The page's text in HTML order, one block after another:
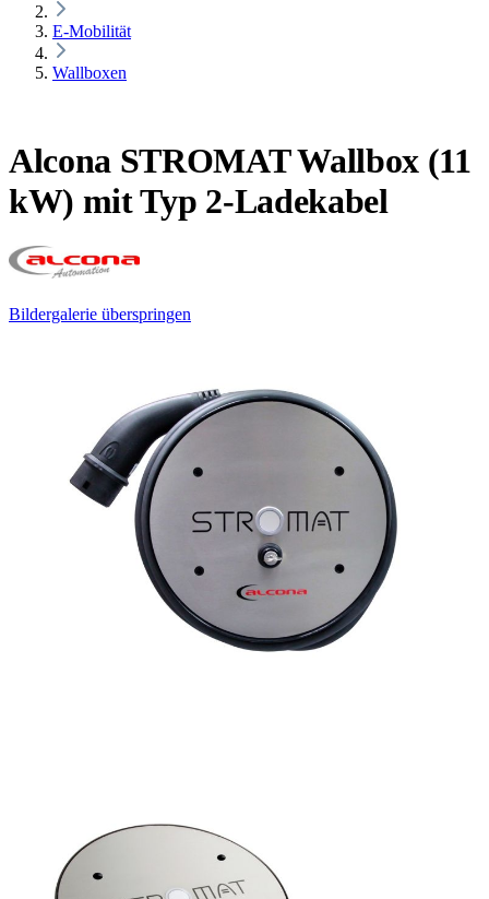
E-Mobilität
Wallboxen
Alcona STROMAT Wallbox (11
kW) mit Typ 2-Ladekabel
Bildergalerie überspringen